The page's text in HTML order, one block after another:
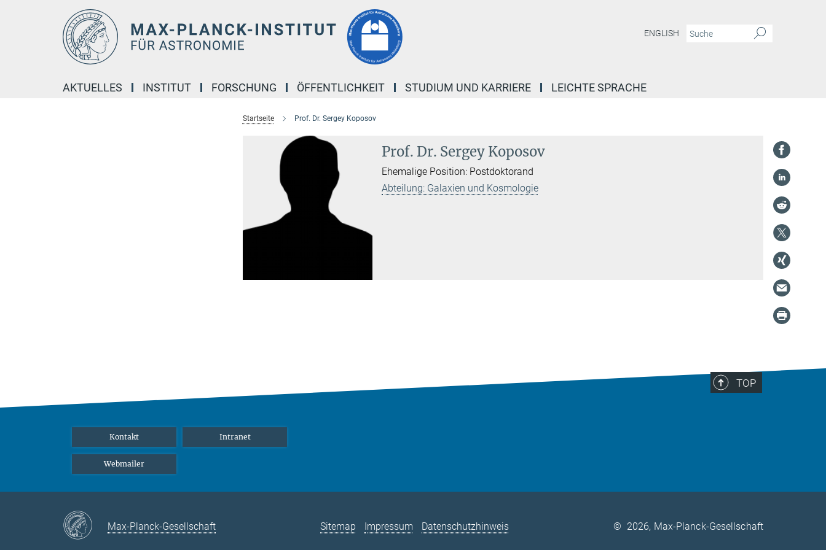
ENGLISH
AKTUELLES INSTITUT FORSCHUNG ÖFFENTLICHKEIT STUDIUM UND KARRIERE LEICHTE SPRACHE
Startseite Prof. Dr. Sergey Koposov
Prof. Dr. Sergey Koposov
Ehemalige Position: Postdoktorand
Abteilung: Galaxien und Kosmologie
TOP
Kontakt Intranet
Webmailer
Max-Planck-Gesellschaft Sitemap Impressum Datenschutzhinweis © 2026, Max-Planck-Gesellschaft